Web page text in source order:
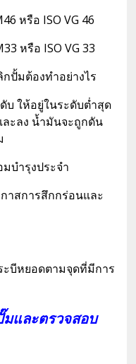
อ ISO VG 46
อ ISO VG 33
มต้องทำอย่างไร
อยู่ในระดับต่ำสุด
ะลง น้ำมันจะถูกดัน
ำรุงประจำ
ารสึกกร่อนและ
ยอดตามจุดที่มีการ
และตรวจสอบ